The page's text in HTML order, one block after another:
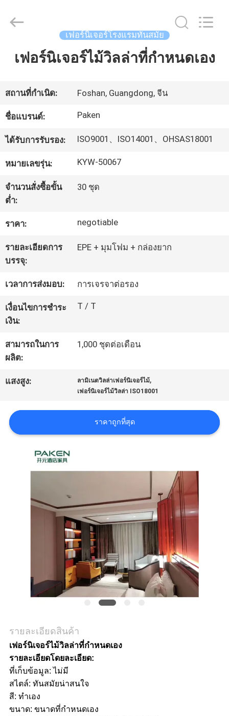
บ้าน
สินค้า
เกี่ยว
กับ
เรา
ทัวร์
โรงงาน
ควบคุม
คุณภาพ
ติดต่อ
ขอ
ใบ
PRIVACY
POLICY
Paken
Furniture
Reserved.
เฟอร์นิเจอร์โรงแรมทันสมัย
เฟอร์นิเจอร์ไม้วิลล่าที่กำหนดเอง
สถานที่กำเนิด: Foshan, Guangdong, จีน
ชื่อแบรนด์: Paken
ได้รับการรับรอง: ISO9001、ISO14001、OHSAS18001
หมายเลขรุ่น: KYW-50067
จำนวนสั่งซื้อขั้น
ต่ำ:
30 ชุด
ราคา: negotiable
รายละเอียดการ
บรรจุ:
EPE + มุมโฟม + กล่องยาก
เวลาการส่งมอบ: การเจรจาต่อรอง
เงื่อนไขการชำระ
เงิน:
T / T
สามารถในการ
ผลิต:
1,000 ชุดต่อเดือน
แสงสูง: ลามิเนตวิลล่าเฟอร์นิเจอร์ไม้,
เฟอร์นิเจอร์ไม้วิลล่า ISO18001
ราคาถูกที่สุด
รายละเอียดสินค้า
เฟอร์นิเจอร์ไม้วิลล่าที่กำหนดเอง
รายละเอียดโดยละเอียด:
ที่เก็บข้อมูล: ไม่มี
สไตล์: ทันสมัยน่าสนใจ
สี: ทำเอง
ขนาด: ขนาดที่กำหนดเอง